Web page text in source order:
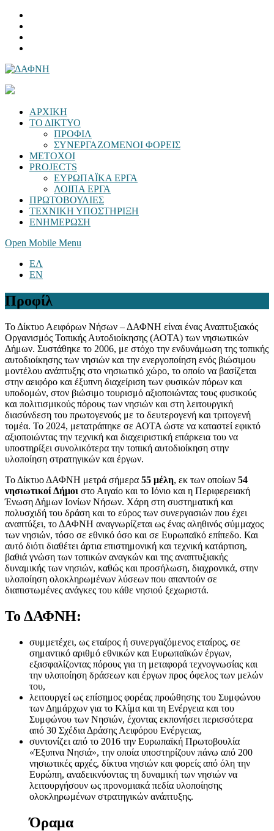
ΑΡΧΙΚΗ
ΤΟ ΔΙΚΤΥΟ
ΠΡΟΦΙΛ
ΣΥΝΕΡΓΑΖΟΜΕΝΟΙ ΦΟΡΕΙΣ
ΜΕΤΟΧΟΙ
PROJECTS
ΕΥΡΩΠΑΪΚΑ ΕΡΓΑ
ΛΟΙΠΑ ΕΡΓΑ
ΠΡΩΤΟΒΟΥΛΙΕΣ
ΤΕΧΝΙΚΗ ΥΠΟΣΤΗΡΙΞΗ
ΕΝΗΜΕΡΩΣΗ
Open Mobile Menu
ΕΛ
EN
Προφίλ
Το Δίκτυο Αειφόρων Νήσων – ΔΑΦΝΗ είναι ένας Αναπτυξιακός
Οργανισμός Τοπικής Αυτοδιοίκησης (ΑΟΤΑ) των νησιωτικών
Δήμων. Συστάθηκε το 2006, με στόχο την ενδυνάμωση της τοπικής
αυτοδιοίκησης των νησιών και την ενεργοποίηση ενός βιώσιμου
μοντέλου ανάπτυξης στο νησιωτικό χώρο, το οποίο να βασίζεται
στην αειφόρο και έξυπνη διαχείριση των φυσικών πόρων και
υποδομών, στον βιώσιμο τουρισμό αξιοποιώντας τους φυσικούς
και πολιτισμικούς πόρους των νησιών και στη λειτουργική
διασύνδεση του πρωτογενούς με το δευτερογενή και τριτογενή
τομέα. Το 2024, μετατράπηκε σε ΑΟΤΑ ώστε να καταστεί εφικτό
αξιοποιώντας την τεχνική και διαχειριστική επάρκεια του να
υποστηρίξει συνολικότερα την τοπική αυτοδιοίκηση στην
υλοποίηση στρατηγικών και έργων.
Το Δίκτυο ΔΑΦΝΗ μετρά σήμερα 55 μέλη, εκ των οποίων 54
νησιωτικοί Δήμοι στο Αιγαίο και το Ιόνιο και η Περιφερειακή
Ένωση Δήμων Ιονίων Νήσων. Χάρη στη συστηματική και
πολυσχιδή του δράση και το εύρος των συνεργασιών που έχει
αναπτύξει, το ΔΑΦΝΗ αναγνωρίζεται ως ένας αληθινός σύμμαχος
των νησιών, τόσο σε εθνικό όσο και σε Ευρωπαϊκό επίπεδο. Και
αυτό διότι διαθέτει άρτια επιστημονική και τεχνική κατάρτιση,
βαθιά γνώση των τοπικών αναγκών και της αναπτυξιακής
δυναμικής των νησιών, καθώς και προσήλωση, διαχρονικά, στην
υλοποίηση ολοκληρωμένων λύσεων που απαντούν σε
διαπιστωμένες ανάγκες του κάθε νησιού ξεχωριστά.
Το ΔΑΦΝΗ:
συμμετέχει, ως εταίρος ή συνεργαζόμενος εταίρος, σε
σημαντικό αριθμό εθνικών και Ευρωπαϊκών έργων,
εξασφαλίζοντας πόρους για τη μεταφορά τεχνογνωσίας και
την υλοποίηση δράσεων και έργων προς όφελος των μελών
του,
λειτουργεί ως επίσημος φορέας προώθησης του Συμφώνου
των Δημάρχων για το Κλίμα και τη Ενέργεια και του
Συμφώνου των Νησιών, έχοντας εκπονήσει περισσότερα
από 30 Σχέδια Δράσης Αειφόρου Ενέργειας,
συντονίζει από το 2016 την Ευρωπαϊκή Πρωτοβουλία
«Έξυπνα Νησιά», την οποία υποστηρίζουν πάνω από 200
νησιωτικές αρχές, δίκτυα νησιών και φορείς από όλη την
Ευρώπη, αναδεικνύοντας τη δυναμική των νησιών να
λειτουργήσουν ως προνομιακά πεδία υλοποίησης
ολοκληρωμένων στρατηγικών ανάπτυξης.
Όραμα